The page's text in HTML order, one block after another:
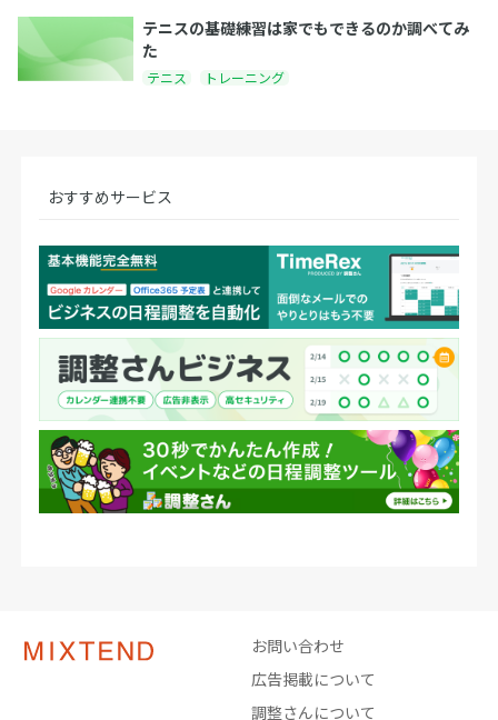
テニスの基礎練習は家でもできるのか調べてみ
た
テニス トレーニング
おすすめサービス
お問い合わせ
広告掲載について
調整さんについて